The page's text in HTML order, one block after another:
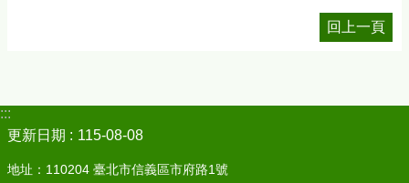
回上一頁
:::
更新日期
115-08-08
地址：110204 臺北市信義區市府路1號